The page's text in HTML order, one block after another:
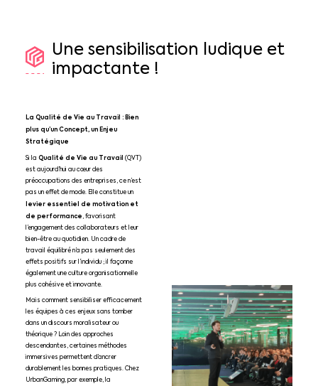
Une sensibilisation ludique et
impactante !
La Qualité de Vie au Travail : Bien
plus qu’un Concept, un Enjeu
Stratégique
Si la Qualité de Vie au Travail (QVT)
est aujourd’hui au cœur des
préoccupations des entreprises, ce n’est
pas un effet de mode. Elle constitue un
levier essentiel de motivation et
de performance, favorisant
l’engagement des collaborateurs et leur
bien-être au quotidien. Un cadre de
travail équilibré n’a pas seulement des
effets positifs sur l’individu ; il façonne
également une culture organisationnelle
plus cohésive et innovante.
Mais comment sensibiliser efficacement
les équipes à ces enjeux sans tomber
dans un discours moralisateur ou
théorique ? Loin des approches
descendantes, certaines méthodes
immersives permettent d’ancrer
durablement les bonnes pratiques. Chez
UrbanGaming, par exemple, la